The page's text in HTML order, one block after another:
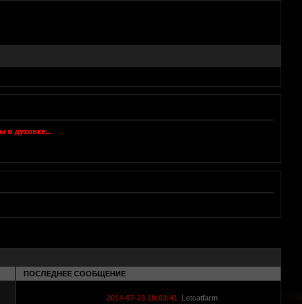
ПОСЛЕДНЕЕ СООБЩЕНИЕ
2014-07-23 10:03:41 Letcatfarm